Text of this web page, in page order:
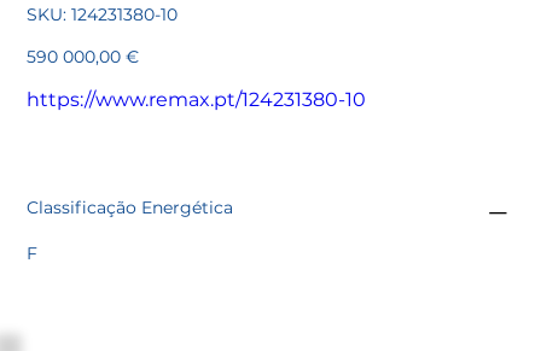
SKU: SKU
124231380-
124231380-10
Preço
590 000,00 €
https://www.remax.pt/124231380-10
Classificação Energética
F